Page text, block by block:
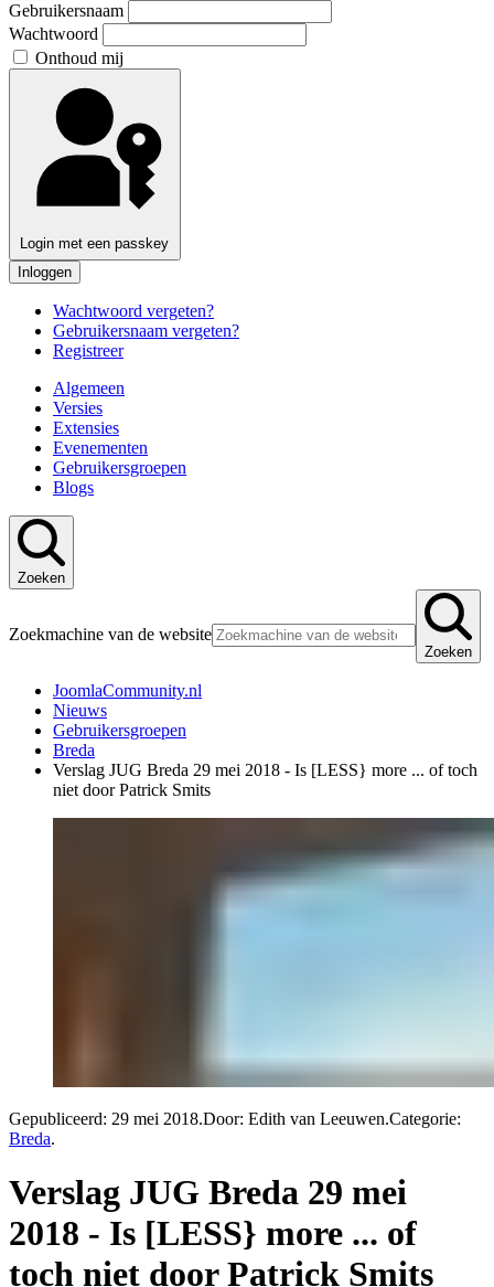
Gebruikersnaam
Wachtwoord
Onthoud mij
Login met een passkey
Inloggen
Wachtwoord vergeten?
Gebruikersnaam vergeten?
Registreer
Algemeen
Versies
Extensies
Evenementen
Gebruikersgroepen
Blogs
Zoeken
Zoekmachine van de website
Zoeken
JoomlaCommunity.nl
Nieuws
Gebruikersgroepen
Breda
Verslag JUG Breda 29 mei 2018 - Is [LESS} more ... of toch
niet door Patrick Smits
Gepubliceerd: 29 mei 2018.Door: Edith van Leeuwen.Categorie:
Breda.
Verslag JUG Breda 29 mei
2018 - Is [LESS} more ... of
toch niet door Patrick Smits